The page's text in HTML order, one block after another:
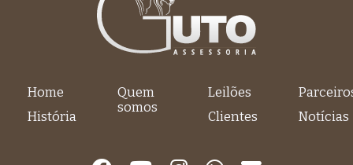
Home
História
Quem
somos
Leilões
Clientes
Notícias